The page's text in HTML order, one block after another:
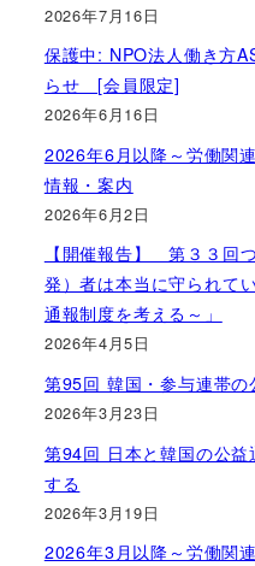
2026年7月16日
保護中: NPO法人働き方
らせ [会員限定]
2026年6月16日
2026年6月以降～労働関
情報・案内
2026年6月2日
【開催報告】 第３３回
発）者は本当に守られて
通報制度を考える～」
2026年4月5日
第95回 韓国・参与連帯
2026年3月23日
第94回 日本と韓国の公
する
2026年3月19日
2026年3月以降～労働関